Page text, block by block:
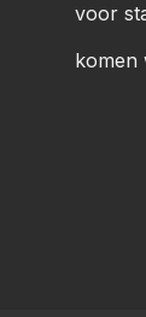
voor
komen